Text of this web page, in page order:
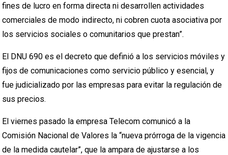
fines de lucro en forma directa ni desarrollen actividades
comerciales de modo indirecto, ni cobren cuota asociativa por
los servicios sociales o comunitarios que prestan”.
El DNU 690 es el decreto que definió a los servicios móviles y
fijos de comunicaciones como servicio público y esencial, y
fue judicializado por las empresas para evitar la regulación de
sus precios.
El viernes pasado la empresa Telecom comunicó a la
Comisión Nacional de Valores la “nueva prórroga de la vigencia
de la medida cautelar”, que la ampara de ajustarse a los